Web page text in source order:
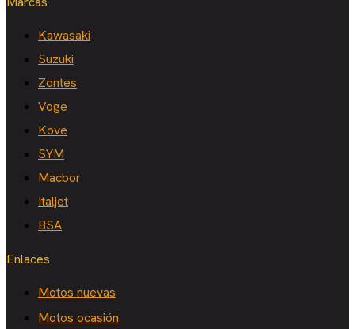
Kawasaki
Suzuki
Zontes
Voge
Kove
SYM
Macbor
Italjet
BSA
Enlaces
Motos nuevas
Motos ocasión